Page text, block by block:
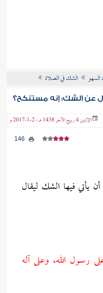
الشك في الصلاة
عن الشك: إنه مستنكح؟
الإثنين 4 ربيع الآخر 1438 هـ - 2-1-2017 م
أن يأتي فيها الشك ليقال
رسول الله، وعلى آله